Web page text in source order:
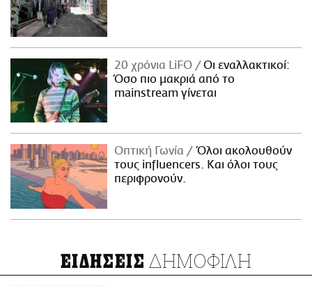
20 χρόνια LiFO
Οι εναλλακτικοί:
Όσο πιο μακριά από το
mainstream γίνεται
Οπτική Γωνία
Όλοι ακολουθούν
τους influencers. Και όλοι τους
περιφρονούν.
ΕΙΔΗΣΕΙΣ ΔΗΜΟΦΙΛΗ